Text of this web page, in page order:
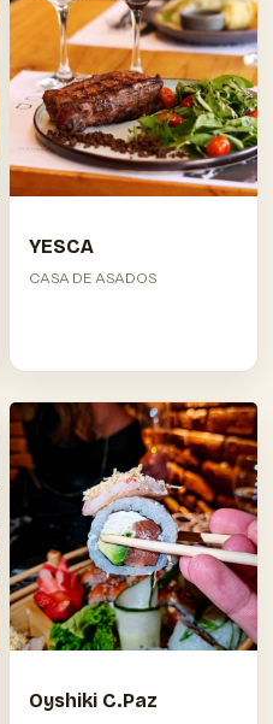
YESCA
CASA DE ASADOS
Oyshiki C.Paz